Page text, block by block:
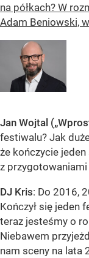
na półkach? W
Adam Beniowski,
Jan Wojtal (
festiwalu? Jak
że kończycie
z
DJ Kris: Do 2016,
Kończył się jeden
teraz jesteśmy o
Niebawem
nam sceny na lata